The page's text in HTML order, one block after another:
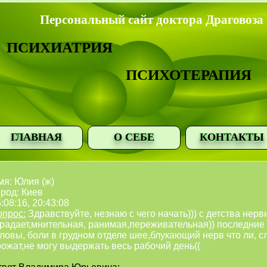
Персональный сайт доктора
ПСИХИАТРИЯ
ПСИХОТЕРАПИЯ
ГЛАВНАЯ О СЕБЕ КОНТАКТЫ
Юлия (ж)
Киев
20:43:08
Здравствуйте, незнаю с чего начать))) с детства
ранимая,переживательная))
боли в грудном отделе шее,блукающий нерв что ли,
могу выдержать весь рабочий день((